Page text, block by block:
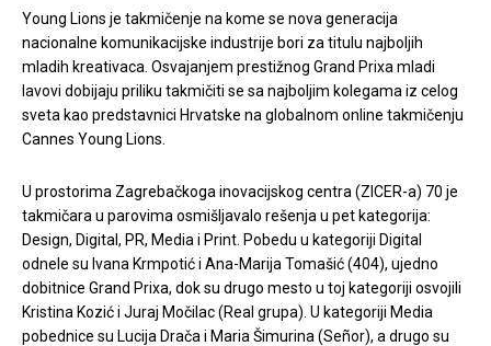
Young Lions je takmičenje na kome se nova generacija
nacionalne komunikacijske industrije bori za titulu najboljih
mladih kreativaca. Osvajanjem prestižnog Grand Prixa mladi
lavovi dobijaju priliku takmičiti se sa najboljim kolegama iz celog
sveta kao predstavnici Hrvatske na globalnom online takmičenju
Cannes Young Lions.
U prostorima Zagrebačkoga inovacijskog centra (ZICER-a) 70 je
takmičara u parovima osmišljavalo rešenja u pet kategorija:
Design, Digital, PR, Media i Print. Pobedu u kategoriji Digital
odnele su Ivana Krmpotić i Ana-Marija Tomašić (404), ujedno
dobitnice Grand Prixa, dok su drugo mesto u toj kategoriji osvojili
Kristina Kozić i Juraj Močilac (Real grupa). U kategoriji Media
pobednice su Lucija Drača i Maria Šimurina (Señor), a drugo su